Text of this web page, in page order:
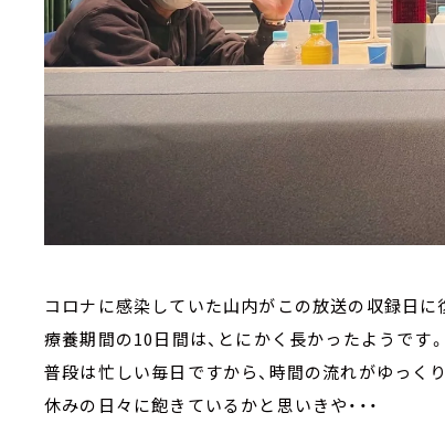
コロナに感染していた山内がこの放送の収録日に
療養期間の10日間は、とにかく長かったようです。
普段は忙しい毎日ですから、時間の流れがゆっく
休みの日々に飽きているかと思いきや・・・